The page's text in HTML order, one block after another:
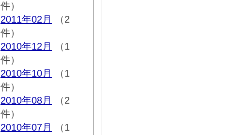
件）
2011年02月
（2
件）
2010年12月
（1
件）
2010年10月
（1
件）
2010年08月
（2
件）
2010年07月
（1